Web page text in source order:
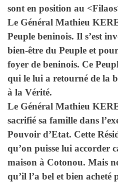
sont en position au
Le Général Mathieu
Peuple beninois. Il s’est
bien-être du Peuple et
foyer de beninois. Ce
qui le lui a retourné de la
à la Vérité.
Le Général Mathieu
sacrifié sa famille dans
Pouvoir d’Etat. Cette
qu’on puisse lui accorder
maison à Cotonou. Mais
qu’il l’a bel et bien acheté